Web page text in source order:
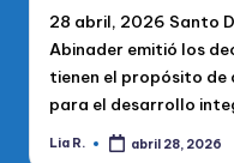
28 abril, 2026 Santo
Abinader emitió los
tienen el propósito
para el desarrollo
Publicado
Lia R. abril 28, 2026